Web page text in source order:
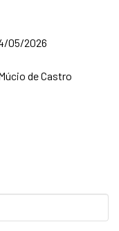
05/2026
de Castro